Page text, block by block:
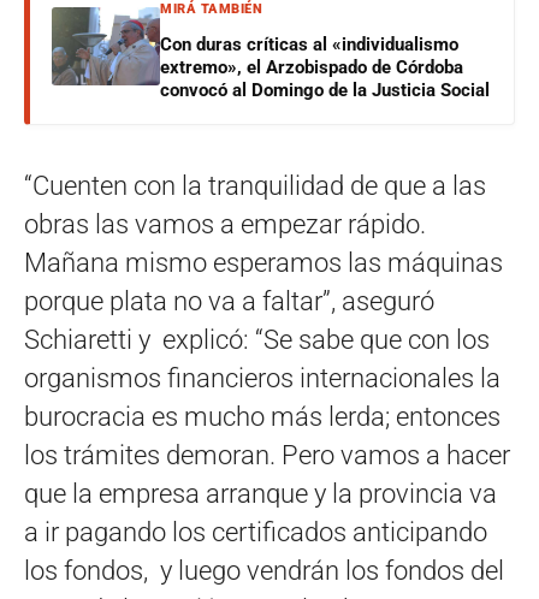
MIRÁ TAMBIÉN
Con duras críticas al «individualismo
extremo», el Arzobispado de Córdoba
convocó al Domingo de la Justicia Social
“Cuenten con la tranquilidad de que a las
obras las vamos a empezar rápido.
Mañana mismo esperamos las máquinas
porque plata no va a faltar”, aseguró
Schiaretti y explicó: “Se sabe que con los
organismos financieros internacionales la
burocracia es mucho más lerda; entonces
los trámites demoran. Pero vamos a hacer
que la empresa arranque y la provincia va
a ir pagando los certificados anticipando
los fondos, y luego vendrán los fondos del